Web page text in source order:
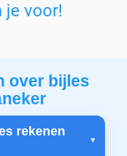
je voor!
over bijles
rekenen